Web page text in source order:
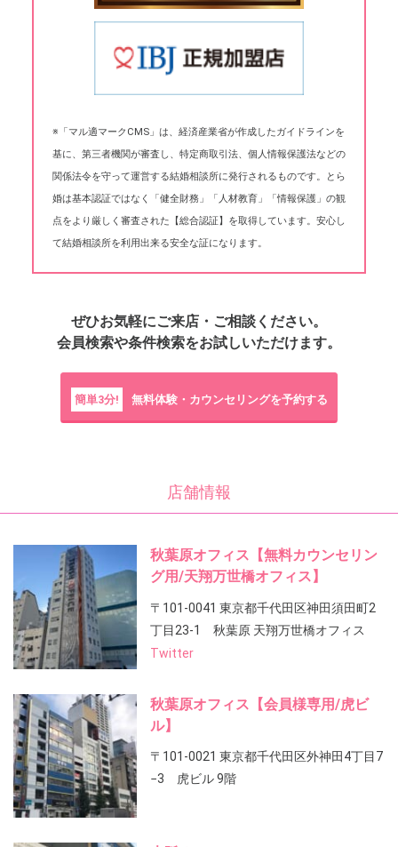
※「マル適マークCMS」は、経済産業省が作成したガイドラインを
基に、第三者機関が審査し、特定商取引法、個人情報保護法などの
関係法令を守って運営する結婚相談所に発行されるものです。とら
婚は基本認証ではなく「健全財務」「人材教育」「情報保護」の観
点をより厳しく審査された【総合認証】を取得しています。安心し
て結婚相談所を利用出来る安全な証になります。
ぜひお気軽にご来店・ご相談ください。
会員検索や条件検索をお試しいただけます。
簡単3分! 無料体験・カウンセリングを予約する
店舗情報
秋葉原オフィス【無料カウンセリン
グ用/天翔万世橋オフィス】
〒101-0041 東京都千代田区神田須田町2
丁目23-1 秋葉原 天翔万世橋オフィス
Twitter
秋葉原オフィス【会員様専用/虎ビ
ル】
〒101-0021 東京都千代田区外神田4丁目7
−3 虎ビル 9階